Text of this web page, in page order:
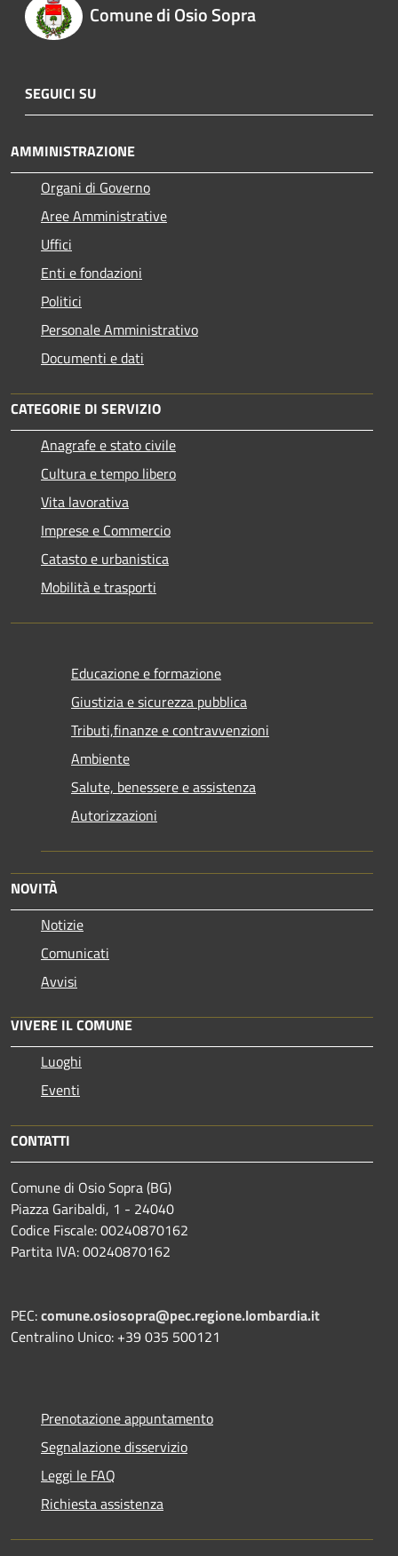
Comune di Osio Sopra
SEGUICI SU
AMMINISTRAZIONE
Organi di Governo
Aree Amministrative
Uffici
Enti e fondazioni
Politici
Personale Amministrativo
Documenti e dati
CATEGORIE DI SERVIZIO
Anagrafe e stato civile
Cultura e tempo libero
Vita lavorativa
Imprese e Commercio
Catasto e urbanistica
Mobilità e trasporti
Educazione e formazione
Giustizia e sicurezza pubblica
Tributi,finanze e contravvenzioni
Ambiente
Salute, benessere e assistenza
Autorizzazioni
NOVITÀ
Notizie
Comunicati
Avvisi
VIVERE IL COMUNE
Luoghi
Eventi
CONTATTI
Comune di Osio Sopra (BG)
Piazza Garibaldi, 1 - 24040
Codice Fiscale: 00240870162
Partita IVA: 00240870162
PEC:comune.osiosopra@pec.regione.lombardia.it
Centralino Unico: +39 035 500121
Prenotazione appuntamento
Segnalazione disservizio
Leggi le FAQ
Richiesta assistenza